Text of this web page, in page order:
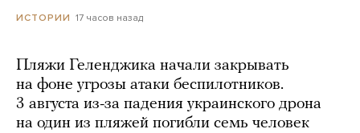
ИСТОРИИ 17 часов назад
Пляжи Геленджика начали закрывать
на фоне угрозы атаки беспилотников.
3 августа из-за падения украинского дрона
на один из пляжей погибли семь человек